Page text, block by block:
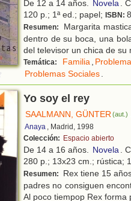
De 12 a 14 años. Novela
.
120 p.; 1ª ed.; papel; ISBN:
Resumen:
Margarita
dentro de su boca, una
del televisor un chica de
Temática: Familia
Problemas Sociales
Yo soy el rey
SAALMANN, GÜNTER (aut.)
Anaya , Madrid, 1998
Colección: Espacio abierto
De 14 a 16 años. Novela
.
280 p.; 13x23 cm.; rústica;
Resumen:
Rex tiene 15
padres no consiguen
Al poco tiempop Rex forma